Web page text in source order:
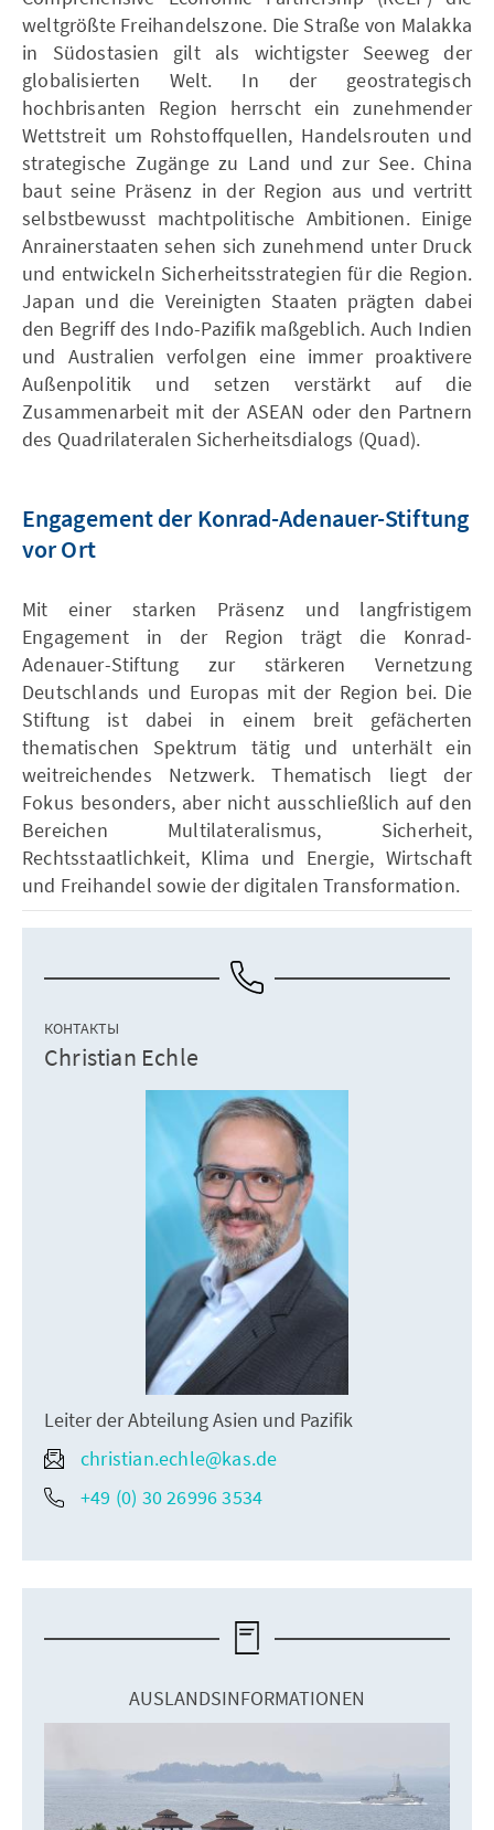
weltgrößte Freihandelszone. Die Straße von Malakka
in Südostasien gilt als wichtigster Seeweg der
globalisierten Welt. In der geostrategisch
hochbrisanten Region herrscht ein zunehmender
Wettstreit um Rohstoffquellen, Handelsrouten und
strategische Zugänge zu Land und zur See. China
baut seine Präsenz in der Region aus und vertritt
selbstbewusst machtpolitische Ambitionen. Einige
Anrainerstaaten sehen sich zunehmend unter Druck
und entwickeln Sicherheitsstrategien für die Region.
Japan und die Vereinigten Staaten prägten dabei
den Begriff des Indo-Pazifik maßgeblich. Auch Indien
und Australien verfolgen eine immer proaktivere
Außenpolitik und setzen verstärkt auf die
Zusammenarbeit mit der ASEAN oder den Partnern
des Quadrilateralen Sicherheitsdialogs (Quad).
Engagement der Konrad-Adenauer-Stiftung
vor Ort
Mit einer starken Präsenz und langfristigem
Engagement in der Region trägt die Konrad-
Adenauer-Stiftung zur stärkeren Vernetzung
Deutschlands und Europas mit der Region bei. Die
Stiftung ist dabei in einem breit gefächerten
thematischen Spektrum tätig und unterhält ein
weitreichendes Netzwerk. Thematisch liegt der
Fokus besonders, aber nicht ausschließlich auf den
Bereichen Multilateralismus, Sicherheit,
Rechtsstaatlichkeit, Klima und Energie, Wirtschaft
und Freihandel sowie der digitalen Transformation.
КОНТАКТЫ
Christian Echle
Leiter der Abteilung Asien und Pazifik
christian.echle@kas.de
+49 (0) 30 26996 3534
AUSLANDSINFORMATIONEN